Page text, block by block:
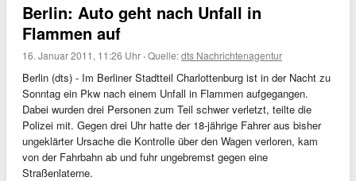
Berlin: Auto geht nach Unfall in
Flammen auf
16. Januar 2011, 11:26 Uhr ·Quelle:dts Nachrichtenagentur
Berlin (dts) - Im Berliner Stadtteil Charlottenburg ist in der Nacht zu
Sonntag ein Pkw nach einem Unfall in Flammen aufgegangen.
Dabei wurden drei Personen zum Teil schwer verletzt, teilte die
Polizei mit. Gegen drei Uhr hatte der 18-jährige Fahrer aus bisher
ungeklärter Ursache die Kontrolle über den Wagen verloren, kam
von der Fahrbahn ab und fuhr ungebremst gegen eine
Straßenlaterne.